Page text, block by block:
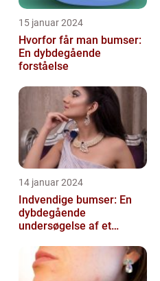
15 januar 2024
Hvorfor får man bumser:
En dybdegående
forståelse
14 januar 2024
Indvendige bumser: En
dybdegående
undersøgelse af et